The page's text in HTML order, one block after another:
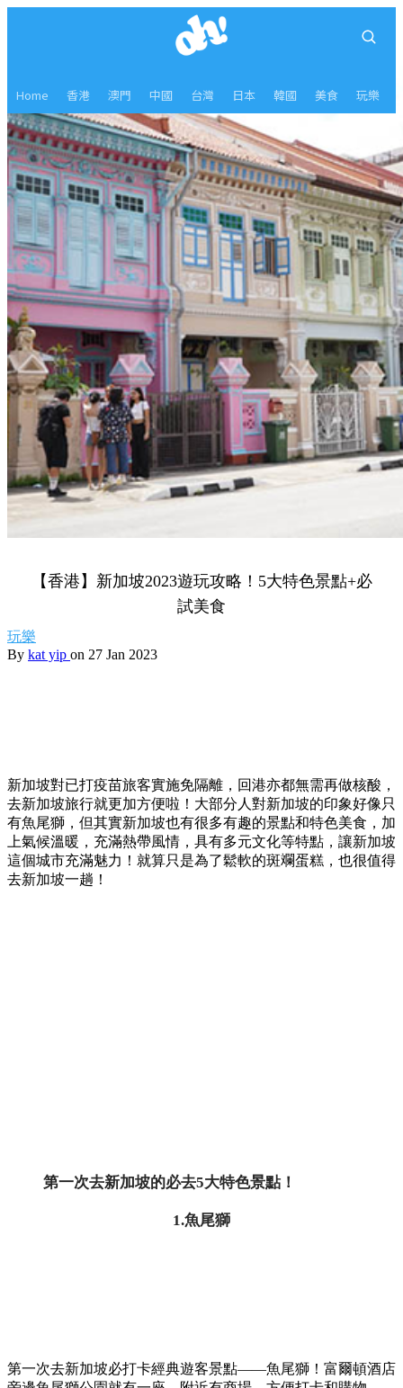
Home 香港 澳門 中國 台灣 日本 韓國 美食 玩樂
【香港】新加坡2023遊玩攻略！5大特色景點+必
試美食
玩樂
By kat yip on 27 Jan 2023
新加坡對已打疫苗旅客實施免隔離，回港亦都無需再做核酸，
去新加坡旅行就更加方便啦！大部分人對新加坡的印象好像只
有魚尾獅，但其實新加坡也有很多有趣的景點和特色美食，加
上氣候溫暖，充滿熱帶風情，具有多元文化等特點，讓新加坡
這個城市充滿魅力！就算只是為了鬆軟的斑斕蛋糕，也很值得
去新加坡一趟！
第一次去新加坡的必去5大特色景點！
1.魚尾獅
第一次去新加坡必打卡經典遊客景點——魚尾獅！富爾頓酒店